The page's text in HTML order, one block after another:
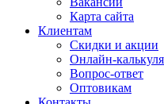
Карта сайта
Клиентам
Скидки и акции
Онлайн-
Вопрос-ответ
Оптовикам